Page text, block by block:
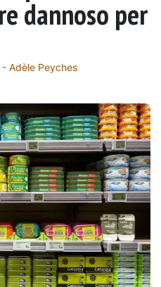
dannoso per
- Adèle Peyches